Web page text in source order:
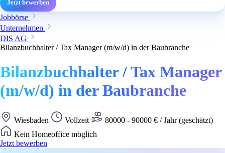
Jetzt bewerben
Jobbörse
Unternehmen
DIS AG
Bilanzbuchhalter / Tax Manager (m/w/d) in der Baubranche
Bilanzbuchhalter / Tax Manager
(m/w/d) in der Baubranche
Wiesbaden Vollzeit
80000 - 90000 € / Jahr (geschätzt)
Kein Homeoffice möglich
Jetzt bewerben